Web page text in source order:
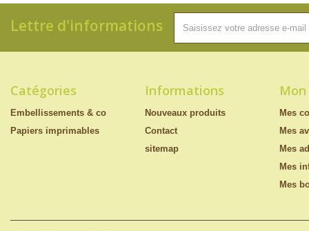
Lettre d'informations
Catégories
Embellissements & co
Papiers imprimables
Informations
Nouveaux produits
Contact
sitemap
Mes
Mes
Mes
Mes
Mes